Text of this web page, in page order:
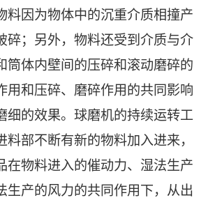
料因为物体中的沉重介质相撞产
碎；另外，物料还受到介质与介
筒体内壁间的压碎和滚动磨碎的
用和压碎、磨碎作用的共同影响
细的效果。球磨机的持续运转工
料部不断有新的物料加入进来，
在物料进入的催动力、湿法生产
生产的风力的共同作用下，从出